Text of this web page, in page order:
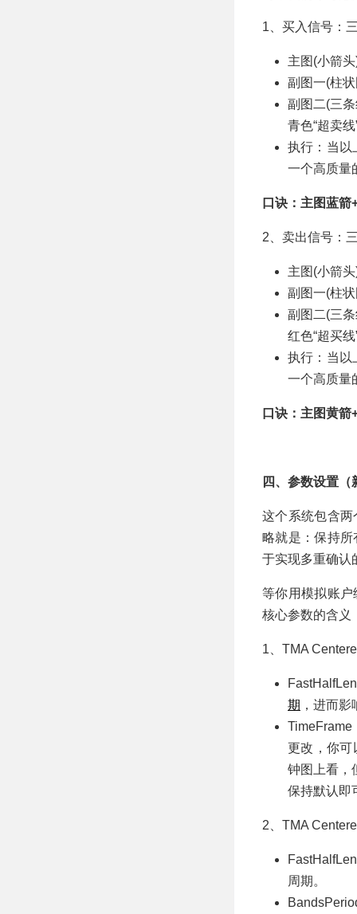
1、买入信号：
主图(小箭
副图一(柱
副图二(三
青色“超卖
执行：当以
一个高质量
口诀：主图蓝
2、卖出信号：
主图(小箭
副图一(柱
副图二(三
红色“超买
执行：当以
一个高质量
口诀：主图黄
四、参数设置（
这个系统包含
略就是：保持
于实现多重确认
等你用模拟账
核心参数的含义
1、TMA
期 ，进而
更改，你可
钟图上看，
保持默认即
2、TMA
周期。